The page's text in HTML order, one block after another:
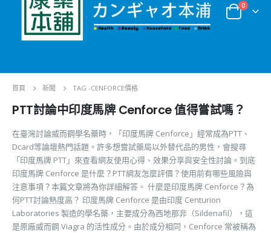
0
首頁 新聞 TAG -CENFORCE價格
PTT討論中印度馬牌 Cenforce 值得嘗試嗎？
在臺灣討論威而鋼學名藥時，「印度馬牌 Cenforce」經常成為PTT、
Dcard等論壇熱門話題。許多想嘗試藥局以外替代品的男性，會搜尋
「印度馬牌 PTT」來查看網友使用心得、效果分享與安全性討論。到底
印度馬牌 Cenforce 是什麼？PTT網友怎麼評價？使用前有哪些風險與
注意事項？本篇文章將為你詳細解答。 什麼是印度馬牌 Cenforce？為
何PTT討論熱度高？ 印度馬牌 Cenforce 是由印度 Centurion
Laboratories 製造的學名藥，主要成分為西地那非（Sildenafil），這
是原廠威而鋼 Viagra 的活性成分。由於成分相同，Cenforce 常被稱為